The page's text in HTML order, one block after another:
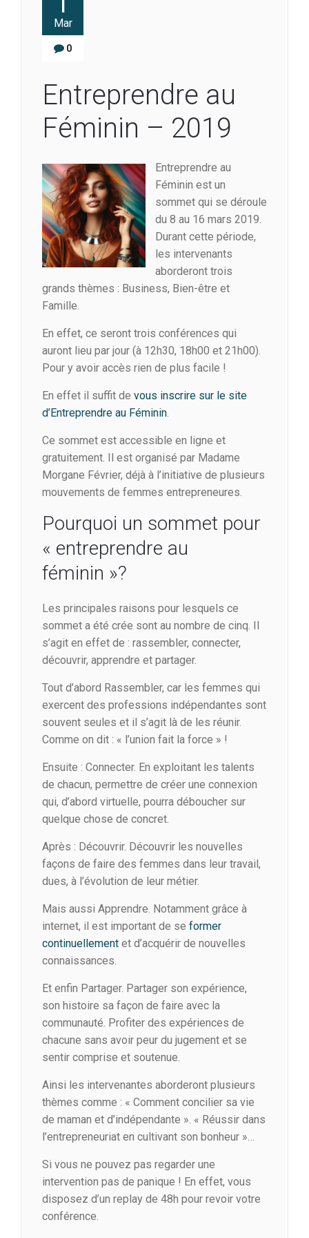
Mar
0
Entreprendre au
Féminin – 2019
Entreprendre au
Féminin est un
sommet qui se déroule
du 8 au 16 mars 2019.
Durant cette période,
les intervenants
aborderont trois
grands thèmes : Business, Bien-être et
Famille.
En effet, ce seront trois conférences qui
auront lieu par jour (à 12h30, 18h00 et 21h00).
Pour y avoir accès rien de plus facile !
En effet il suffit de vous inscrire sur le site
d’Entreprendre au Féminin.
Ce sommet est accessible en ligne et
gratuitement. Il est organisé par Madame
Morgane Février, déjà à l’initiative de plusieurs
mouvements de femmes entrepreneures.
Pourquoi un sommet pour
« entreprendre au
féminin »?
Les principales raisons pour lesquels ce
sommet a été crée sont au nombre de cinq. Il
s’agit en effet de : rassembler, connecter,
découvrir, apprendre et partager.
Tout d’abord Rassembler, car les femmes qui
exercent des professions indépendantes sont
souvent seules et il s’agit là de les réunir.
Comme on dit : « l’union fait la force » !
Ensuite : Connecter. En exploitant les talents
de chacun, permettre de créer une connexion
qui, d’abord virtuelle, pourra déboucher sur
quelque chose de concret.
Après : Découvrir. Découvrir les nouvelles
façons de faire des femmes dans leur travail,
dues, à l’évolution de leur métier.
Mais aussi Apprendre. Notamment grâce à
internet, il est important de se former
continuellement et d’acquérir de nouvelles
connaissances.
Et enfin Partager. Partager son expérience,
son histoire sa façon de faire avec la
communauté. Profiter des expériences de
chacune sans avoir peur du jugement et se
sentir comprise et soutenue.
Ainsi les intervenantes aborderont plusieurs
thèmes comme : « Comment concilier sa vie
de maman et d’indépendante ». « Réussir dans
l’entrepreneuriat en cultivant son bonheur »…
Si vous ne pouvez pas regarder une
intervention pas de panique ! En effet, vous
disposez d’un replay de 48h pour revoir votre
conférence.